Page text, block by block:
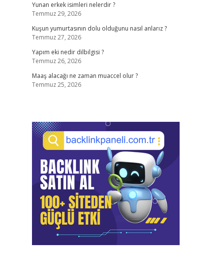
Yunan erkek isimleri nelerdir ?
Temmuz 29, 2026
Kuşun yumurtasının dolu olduğunu nasıl anlarız ?
Temmuz 27, 2026
Yapım eki nedir dilbilgisi ?
Temmuz 26, 2026
Maaş alacağı ne zaman muaccel olur ?
Temmuz 25, 2026